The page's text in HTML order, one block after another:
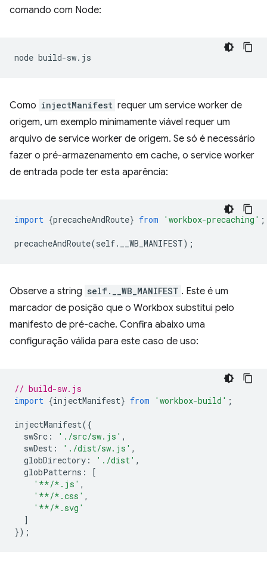
comando com Node:
node
Como injectManifest requer um service worker de
origem, um exemplo minimamente viável requer um
arquivo de service worker de origem. Se só é necessário
fazer o pré-armazenamento em cache, o service worker
de entrada pode ter esta aparência:
import {precacheAndRoute} from 'workbox-precaching' ;
precacheAndRoute(self. __WB_MANIFEST);
Observe a string self.__WB_MANIFEST . Este é um
marcador de posição que o Workbox substitui pelo
manifesto de pré-cache. Confira abaixo uma
configuração válida para este caso de uso:
// build-sw.js
import {injectManifest} from 'workbox-build' ;
injectManifest({
swSrc : './src/sw.js' ,
swDest : './dist/sw.js' ,
globDirectory : './dist' ,
globPatterns :
[
'**/*.js' ,
'**/*.css' ,
'**/*.svg'
]
});